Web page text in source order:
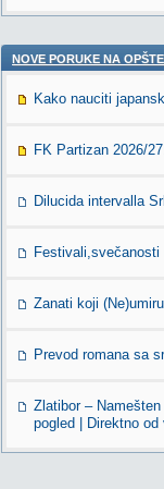
NOVE PORUKE NA
Kako nauciti
FK Partizan 2026/
Dilucida intervalla
Festivali,svečanosti
Zanati koji (Ne)umiru
Prevod romana sa
Zlatibor –
pogled | Direktno od